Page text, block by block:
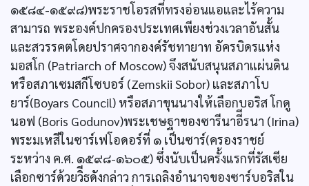
๑๕๘๔-๑๕๙๘)พระราชโอรสที่ทรงอ่อนแอและไร้ความ
สามารถ พระองค์ปกครองประเทศเพียงช่วงเวลาอันสั้น
และสวรรคตโดยปราศจากองค์รัชทายาท อัครบิดรแห่ง
มอสโก (Patriarch of Moscow) จึงสนับสนุนสภาแผ่นดิน
หรือสภาเซมสกีโซบอร์ (Zemskii Sobor) และสภาโบ
ยาร์(Boyars Council) หรือสภาขุนนางให้เลือกบอริส โกดู
นอฟ (Boris Godunov)พระเชษฐาของซารีนาอีีรนา (Irina)
พระมเหสีในซาร์เฟโอดอร์ที่ ๑ เป็นซาร์(ครองราชย์
ระหว่าง ค.ศ. ๑๕๙๘-๑๖๐๕) ซึ่งนับเป็นครั้งแรกที่รัสเซีย
เลือกซาร์ด้วยวิีธดังกล่าว การเถลิงอำนาจของซาร์บอริสใน